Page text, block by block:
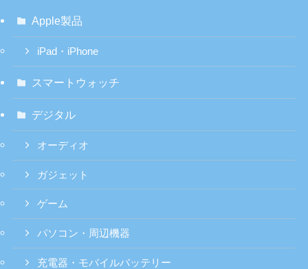
Apple製品
iPad・iPhone
スマートウォッチ
デジタル
オーディオ
ガジェット
ゲーム
パソコン・周辺機器
充電器・モバイルバッテリー